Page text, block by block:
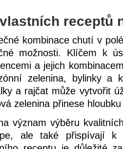
receptů
kombinace chutí v
možnosti. Klíčem k
a jejich
zelenina, bylinky a
a rajčat může vytvořit
zelenina přinese
význam výběru
ale také přispívají k